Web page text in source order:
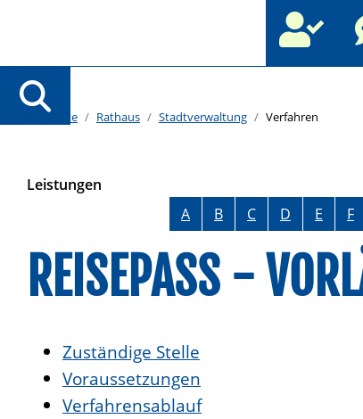
Startseite Rathaus Stadtverwaltung Verfahren
Leistungen
Alphabetisches Register überspringen
A B C D E F
REISEPASS -
Zuständige Stelle
Voraussetzungen
Verfahrensablauf